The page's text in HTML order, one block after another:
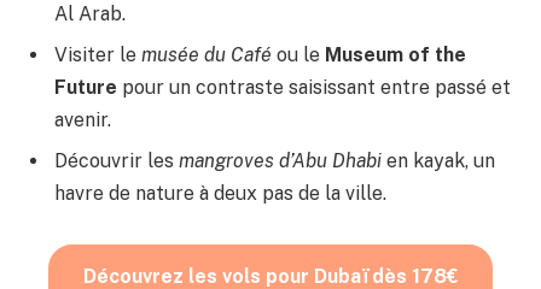
Al Arab.
Visiter le musée du Café ou le Museum of the
Future pour un contraste saisissant entre passé et
avenir.
Découvrir les mangroves d’Abu Dhabi en kayak, un
havre de nature à deux pas de la ville.
Découvrez les vols pour Dubaï dès 178€